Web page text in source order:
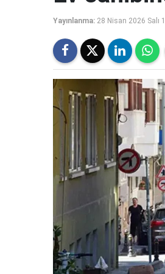
Yayınlanma: 28 Nisan 2026 Salı